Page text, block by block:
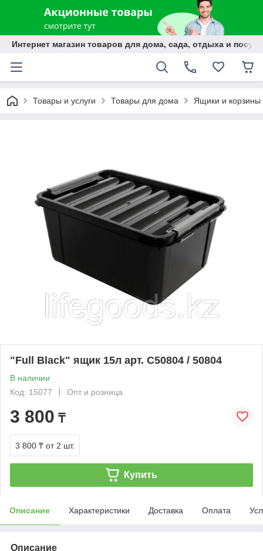
Интернет магазин товаров для дома, сада, отдыха и
Товары и услуги Товары для дома Ящики и корзины
"Full Black" ящик 15л арт. С50804 / 50804
В наличии
Код: 15077
Опт и розница
3 800 ₸
3 800 ₸ от 2 шт.
Купить
Описание Характеристики Доставка Оплата
Описание